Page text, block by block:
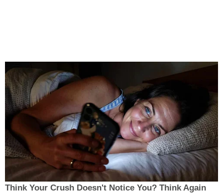
Think Your Crush Doesn't Notice You? Think Again